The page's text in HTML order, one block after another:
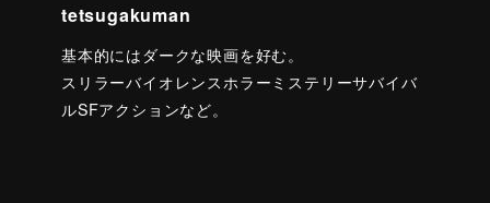
tetsugakuman
基本的にはダークな映画を好む。
スリラーバイオレンスホラーミステリーサバイバ
ルSFアクションなど。